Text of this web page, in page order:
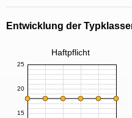
Entwicklung der
Haftpflicht
15
20
25